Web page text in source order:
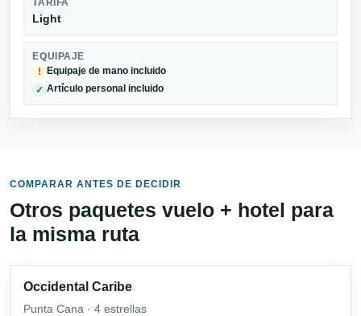
TARIFA
Light
EQUIPAJE
!
Equipaje de mano incluido
✓ Artículo personal incluido
COMPARAR ANTES DE DECIDIR
Otros paquetes vuelo + hotel para
la misma ruta
Occidental Caribe
Punta Cana · 4 estrellas